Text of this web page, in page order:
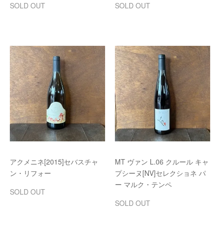
SOLD OUT
SOLD OUT
アクメニネ[2015]セバスチャ
ン・リフォー
SOLD OUT
MT ヴァン L.06 クルール キャ
プシーヌ[NV]セレクショネ パ
ー マルク・テンペ
SOLD OUT